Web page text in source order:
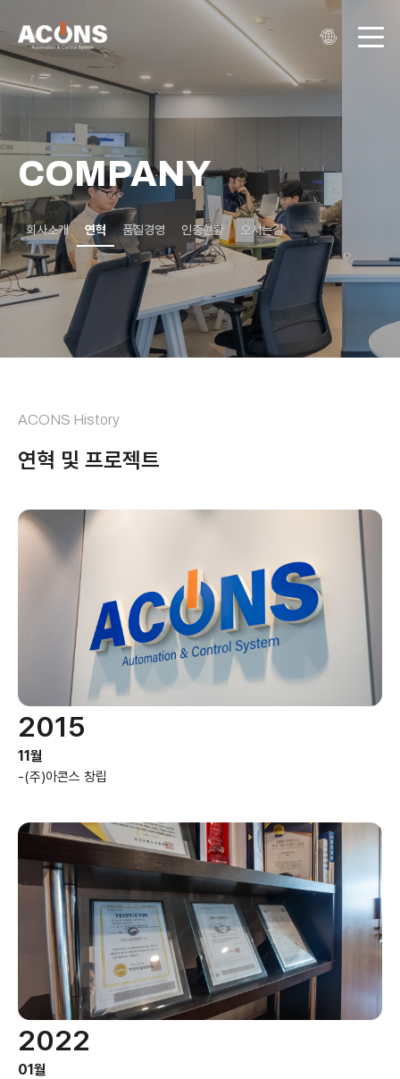
COMPANY
회사소개 연혁 품질경영 인증현황 오시는길
ACONS History
연혁 및 프로젝트
2015
11월
-(주)아콘스 창립
2022
01월